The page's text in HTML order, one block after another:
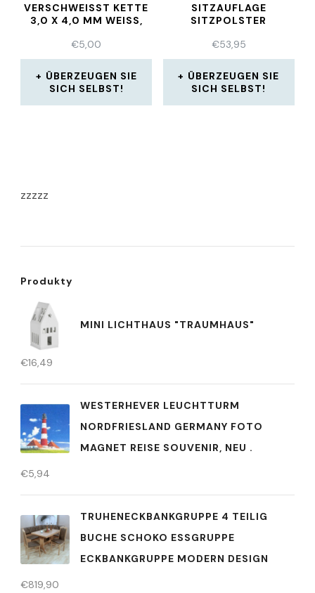
VERSCHWEISST KETTE 3
,0 X 4,0 MM WEISS, GR
€5,00
ÜBERZEUGEN SIE
SICH SELBST!
SITZAUFLAGE
SITZPOLSTER
WEICH
€53,95
ÜBERZEUGEN SIE
SICH SELBST!
zzzzz
Produkty
MINI LICHTHAUS "TRAUMHAUS"
€16,49
WESTERHEVER LEUCHTTURM
NORDFRIESLAND GERMANY FOTO
MAGNET REISE SOUVENIR, NEU .
€5,94
TRUHENECKBANKGRUPPE 4 TEILIG
BUCHE SCHOKO ESSGRUPPE
ECKBANKGRUPPE MODERN DESIGN
€819,90